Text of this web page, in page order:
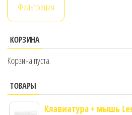
Фильтрация
КОРЗИНА
Корзина пуста.
ТОВАРЫ
Клавиатура + мышь